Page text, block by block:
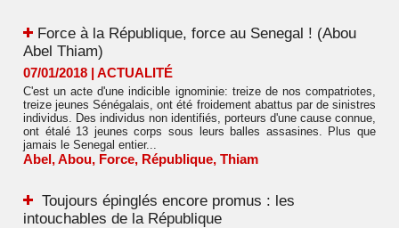
​Force à la République, force au Senegal ! (Abou
Abel Thiam)
07/01/2018 | ACTUALITÉ
C'est un acte d'une indicible ignominie: treize de nos compatriotes,
treize jeunes Sénégalais, ont été froidement abattus par de sinistres
individus. Des individus non identifiés, porteurs d'une cause connue,
ont étalé 13 jeunes corps sous leurs balles assasines. Plus que
jamais le Senegal entier...
Abel,Abou, Force, République, Thiam
Toujours épinglés encore promus : les
intouchables de la République